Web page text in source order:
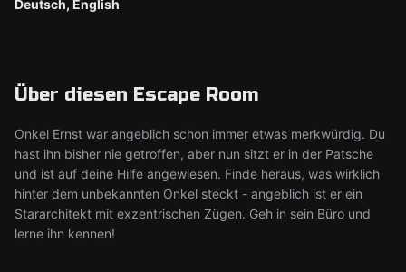
Deutsch, English
Über diesen Escape Room
Onkel Ernst war angeblich schon immer etwas merkwürdig. Du
hast ihn bisher nie getroffen, aber nun sitzt er in der Patsche
und ist auf deine Hilfe angewiesen. Finde heraus, was wirklich
hinter dem unbekannten Onkel steckt - angeblich ist er ein
Stararchitekt mit exzentrischen Zügen. Geh in sein Büro und
lerne ihn kennen!